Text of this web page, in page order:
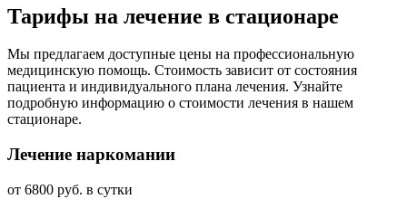
Тарифы на лечение в стационаре
Мы предлагаем доступные цены на профессиональную
медицинскую помощь. Стоимость зависит от состояния
пациента и индивидуального плана лечения. Узнайте
подробную информацию о стоимости лечения в нашем
стационаре.
Лечение наркомании
от 6800 руб. в сутки